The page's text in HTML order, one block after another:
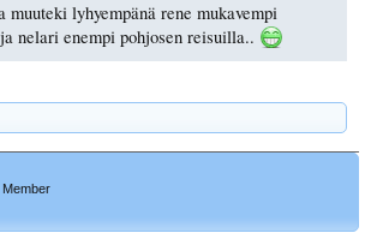
muuteki lyhyempänä rene mukavempi
nelari enempi pohjosen reisuilla..
Member